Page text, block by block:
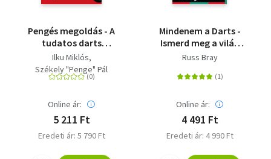
Pengés megoldás - A
tudatos darts
kézikönyve
Ilku Miklós
Székely "Penge" Pál
Online ár:
5 211 Ft
Eredeti ár: 5 790 Ft
Mindenem a Darts -
Ismerd meg a világ
legjobb sportját!
Russ Bray
Online ár:
4 491 Ft
Eredeti ár: 4 990 Ft